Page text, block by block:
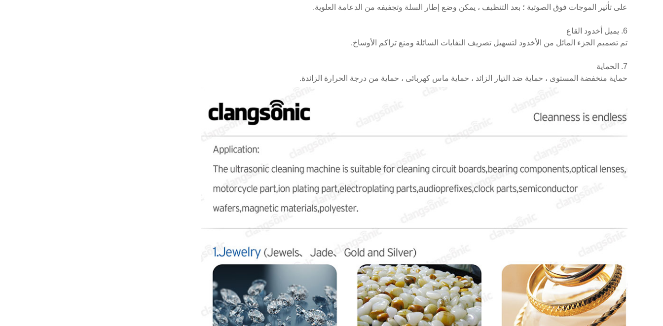
على تأثير الموجات فوق الصوتية ؛ بعد التنظيف ، يمكن وضع إطار السلة وتجفيفه من الدعامة العلوية.
6. يميل أخدود القاع
تم تصميم الجزء المائل من الأخدود لتسهيل تصريف النفايات السائلة ومنع تراكم الأوساخ.
7. الحماية
حماية منخفضة المستوى ، حماية ضد التيار الزائد ، حماية ماس كهربائى ، حماية من درجة الحرارة الزائدة.